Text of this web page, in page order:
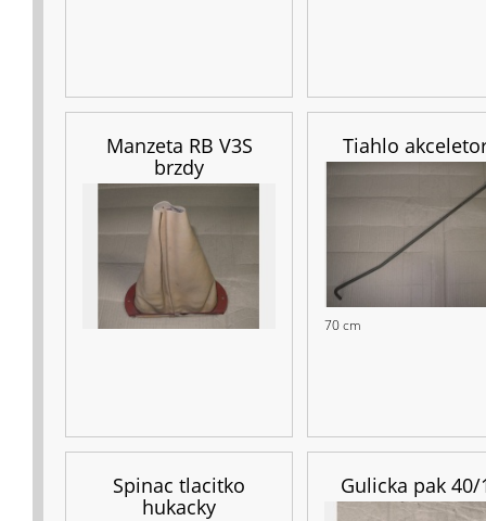
Manzeta RB V3S
brzdy
Tiahlo
70 cm
Spinac tlacitko
hukacky
Gulicka pak 40/